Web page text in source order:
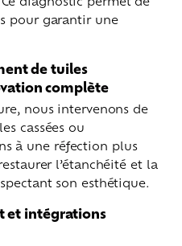
pour garantir une
de tuiles
complète
nous intervenons de
cassées ou
à une réfection plus
l’étanchéité et la
son esthétique.
et intégrations